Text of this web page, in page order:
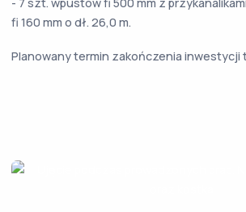
- 7 szt. wpustów fi 500 mm z
fi 160 mm o dł. 26,0 m.
Planowany termin zakończenia inwestycji